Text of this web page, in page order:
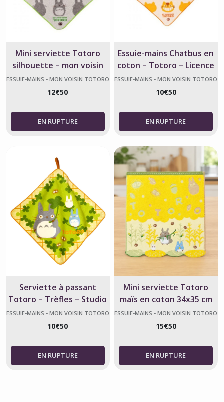
Mini serviette Totoro
silhouette – mon voisin
Totoro – Studio Ghibli
ESSUIE-MAINS - MON VOISIN TOTORO
12€50
Essuie-mains Chatbus en
coton – Totoro – Licence
Ghibli
ESSUIE-MAINS - MON VOISIN TOTORO
10€50
Serviette à passant
Totoro – Trèfles – Studio
Ghibli
ESSUIE-MAINS - MON VOISIN TOTORO
10€50
Mini serviette Totoro
maïs en coton 34x35 cm
ESSUIE-MAINS - MON VOISIN TOTORO
15€50